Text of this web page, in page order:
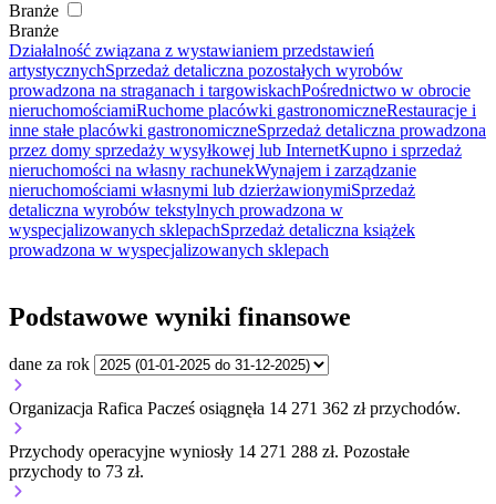
Branże
Branże
Działalność związana z wystawianiem przedstawień
artystycznychSprzedaż detaliczna pozostałych wyrobów
prowadzona na straganach i targowiskachPośrednictwo w obrocie
nieruchomościamiRuchome placówki gastronomiczneRestauracje i
inne stałe placówki gastronomiczneSprzedaż detaliczna prowadzona
przez domy sprzedaży wysyłkowej lub InternetKupno i sprzedaż
nieruchomości na własny rachunekWynajem i zarządzanie
nieruchomościami własnymi lub dzierżawionymiSprzedaż
detaliczna wyrobów tekstylnych prowadzona w
wyspecjalizowanych sklepachSprzedaż detaliczna książek
prowadzona w wyspecjalizowanych sklepach
Podstawowe wyniki finansowe
dane za rok
Organizacja Rafica Pacześ osiągnęła 14 271 362 zł przychodów.
Przychody operacyjne wyniosły 14 271 288 zł. Pozostałe
przychody to 73 zł.